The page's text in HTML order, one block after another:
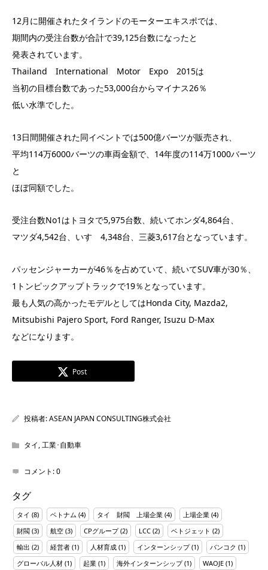
12月に開催されたタイランドのモーターエキスポでは、
期間内の受注台数が合計で39,125台数になったと
発表されています。
Thailand International Motor Expo 2015は
当初の目標台数であった53,000台からマイナス26％
低い水準でした。
13日間開催された同イベントでは500億バーツが販売され、
平均114万6000バーツの車両金額で、14年度の114万1000バーツ
と
ほぼ同額でした。
受注台数No1はトヨタで5,975台数、続いてホンダ4,864台、
マツダ4,542台、いすゞ4,348台、三菱3,617台となっています。
パッセンジャーカーが46％を占めていて、続いてSUV車が30％、
1トンピックアップトラックで19％となっています。
最も人気の高かったモデルとしてはHonda City, Mazda2,
Mitsubishi Pajero Sport, Ford Ranger, Isuzu D-Max
などになります。
Post
投稿者:ASEAN JAPAN CONSULTING株式会社
タイ,工業･自動車
コメント:0
タグ
タイ (8) ベトナム (4) タイ 財閥 上場企業 (4) 上場企業 (4)
財閥 (3) 航空 (3) CPグループ(2) LCC (2) ベトジェット (2)
輸出 (2) 経営者 (1) 人材育成 (1) インターンシップ(1) バンコク (1)
グローバル人材 (1) 起業 (1) 海外インターンシップ(1) WAOJE (1)